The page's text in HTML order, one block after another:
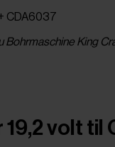
CDA6037
King
volt til